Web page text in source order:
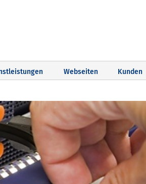
Webseiten Kunden